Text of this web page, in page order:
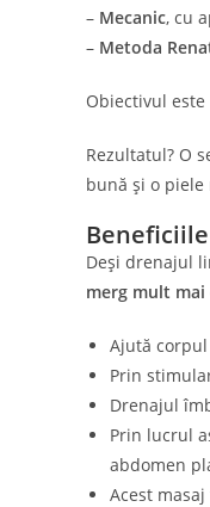
– Mecanic, cu
– Metoda
Obiectivul
Rezultatul? O
bună și o
Deși drenajul
merg mult
Ajută corpul
Prin
Drenajul
Prin lucrul
abdomen
Acest